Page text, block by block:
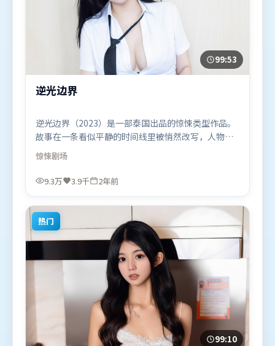
99:53
逆光边界
逆光边界（2023）是一部泰国出品的惊悚类型作品。
故事在一条看似平静的时间线里被悄然改写，人物被
迫直面过去与现在的撕裂。动作场面设计讲究空间与
节奏，文戏部分同样扎实耐嚼。由让-皮埃尔·热内执
导，杨紫、黄渤、王景春，苍井优、胡歌等联袂出
上线，适合喜欢惊悚题材的观众观看。
惊悚剧场
9.3万 3.9千 2年前
热门
99:10